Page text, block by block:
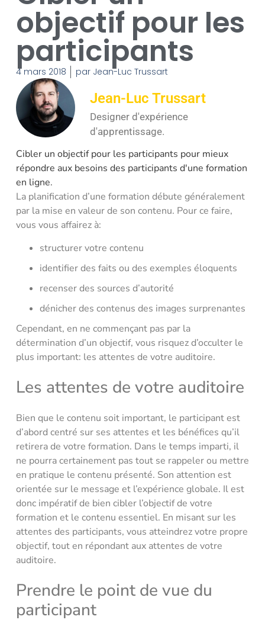
objectif pour les
participants
4 mars 2018 parJean-Luc Trussart
Jean-Luc Trussart
Designer d'expérience
d'apprentissage.
Cibler un objectif pour les participants pour mieux
répondre aux besoins des participants d'une formation
en ligne.
La planification d’une formation débute généralement
par la mise en valeur de son contenu. Pour ce faire,
vous vous affairez à:
structurer votre contenu
identifier des faits ou des exemples éloquents
recenser des sources d’autorité
dénicher des contenus des images surprenantes
Cependant, en ne commençant pas par la
détermination d’un objectif, vous risquez d’occulter le
plus important: les attentes de votre auditoire.
Les attentes de votre auditoire
Bien que le contenu soit important, le participant est
d’abord centré sur ses attentes et les bénéfices qu’il
retirera de votre formation. Dans le temps imparti, il
ne pourra certainement pas tout se rappeler ou mettre
en pratique le contenu présenté. Son attention est
orientée sur le message et l’expérience globale. Il est
donc impératif de bien cibler l’objectif de votre
formation et le contenu essentiel. En misant sur les
attentes des participants, vous atteindrez votre propre
objectif, tout en répondant aux attentes de votre
auditoire.
Prendre le point de vue du
participant